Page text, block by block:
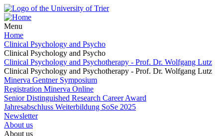
Menu
Home
Clinical Psychology and Psycho
Clinical Psychology and Psycho
Clinical Psychology and Psychotherapy - Prof. Dr. Wolfgang Lutz
Clinical Psychology and Psychotherapy - Prof. Dr. Wolfgang Lutz
Minerva Gentner Symposium
Registration Minerva Online
Senior Distinguished Research Career Award
Jahresabschluss Weiterbildung SoSe 2025
Newsletter
About us
About us